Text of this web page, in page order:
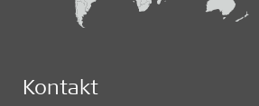
Kontakt